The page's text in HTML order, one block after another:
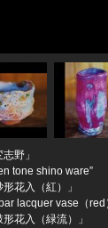
志野」
tone shino ware”
形花入（紅）」
lacquer vase（red
形花入（緑流）」